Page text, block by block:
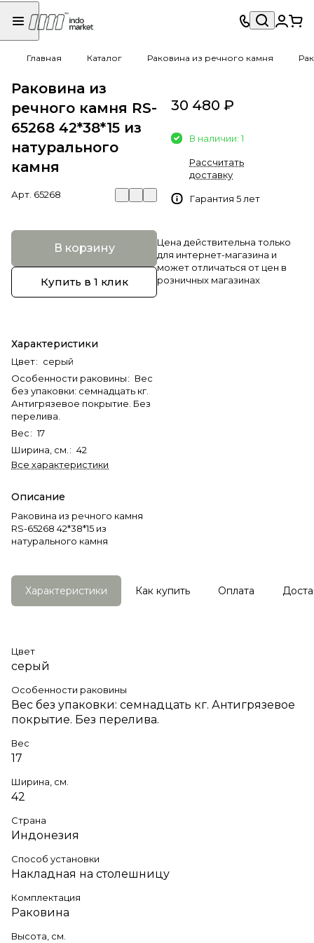
Главная Каталог Раковина из речного камня
Раковина из
речного камня RS-
65268 42*38*15 из
натурального
камня
Арт. 65268
В корзину
Купить в 1 клик
Характеристики
Цвет: серый
Особенности раковины: Вес
без упаковки: семнадцать кг.
Антигрязевое покрытие. Без
перелива.
Вес: 17
Ширина, см. : 42
Все характеристики
Описание
Раковина из речного камня
RS-65268 42*38*15 из
натурального камня
30 480 ₽
В наличии: 1
Рассчитать
доставку
Гарантия 5 лет
Цена действительна только
для интернет-магазина и
может отличаться от цен в
розничных магазинах
Характеристики Как купить Оплата
Цвет
серый
Особенности раковины
Вес без упаковки: семнадцать кг. Антигрязевое
покрытие. Без перелива.
Вес
17
Ширина, см.
42
Страна
Индонезия
Способ установки
Накладная на столешницу
Комплектация
Раковина
Высота, см.